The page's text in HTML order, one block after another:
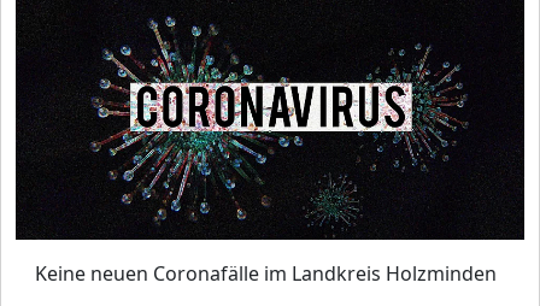
Keine neuen Coronafälle im Landkreis Holzminden